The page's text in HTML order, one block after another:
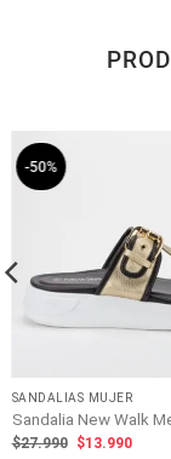
-50%
SANDALIAS MUJER
Sandalia New Walk
$27.990
El
$13.990El